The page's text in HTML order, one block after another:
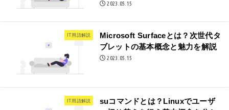
2023.05.15
IT用語解説
Microsoft Surfaceとは？次世代タ
ブレットの基本概念と魅力を解説
2023.05.15
IT用語解説
suコマンドとは？Linuxでユーザ